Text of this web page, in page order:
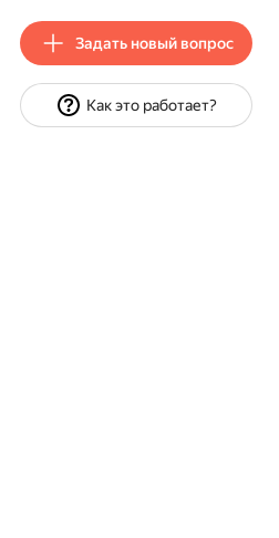
Задать новый вопрос
Как это работает?